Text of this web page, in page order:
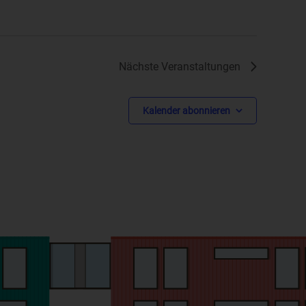
Nächste Veranstaltungen
Kalender abonnieren